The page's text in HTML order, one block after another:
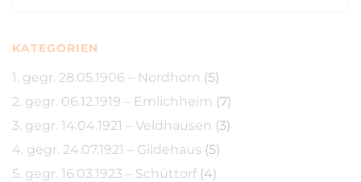
KATEGORIEN
1. gegr. 28.05.1906 – Nordhorn (5)
2. gegr. 06.12.1919 – Emlichheim (7)
3. gegr. 14.04.1921 – Veldhausen (3)
4. gegr. 24.07.1921 – Gildehaus (5)
5. gegr. 16.03.1923 – Schüttorf(4)